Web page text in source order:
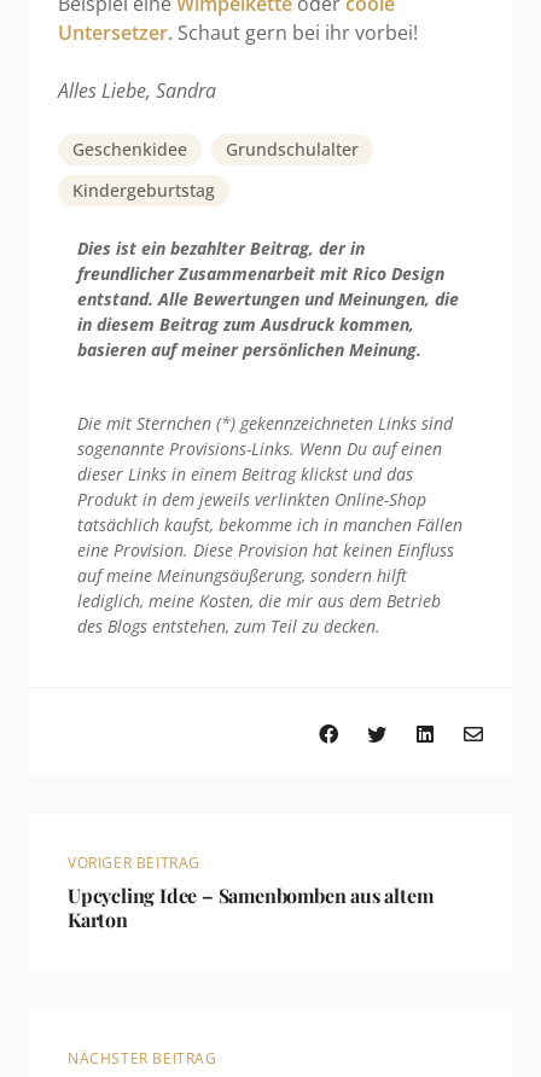
Untersetzer. Schaut gern bei ihr vorbei!
Alles Liebe, Sandra
Geschenkidee
Grundschulalter
Kindergeburtstag
Dies ist ein bezahlter Beitrag, der in
freundlicher Zusammenarbeit mit Rico Design
entstand. Alle Bewertungen und Meinungen, die
in diesem Beitrag zum Ausdruck kommen,
basieren auf meiner persönlichen Meinung.
Die mit Sternchen (*) gekennzeichneten Links sind
sogenannte Provisions-Links. Wenn Du auf einen
dieser Links in einem Beitrag klickst und das
Produkt in dem jeweils verlinkten Online-Shop
tatsächlich kaufst, bekomme ich in manchen Fällen
eine Provision. Diese Provision hat keinen Einfluss
auf meine Meinungsäußerung, sondern hilft
lediglich, meine Kosten, die mir aus dem Betrieb
des Blogs entstehen, zum Teil zu decken.
VORIGER BEITRAG
Upcycling Idee – Samenbomben aus altem
Karton
NÄCHSTER BEITRAG